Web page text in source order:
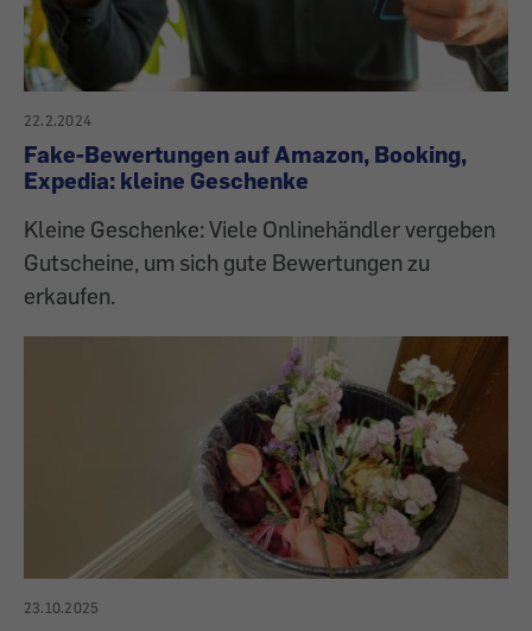
22.2.2024
Fake-Bewertungen auf Amazon, Booking,
Expedia: kleine Geschenke
Kleine Geschenke: Viele Onlinehändler vergeben
Gutscheine, um sich gute Bewertungen zu
erkaufen.
23.10.2025